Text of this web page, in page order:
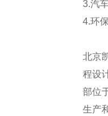
3.汽
4.环
北京
程设
部位
生产